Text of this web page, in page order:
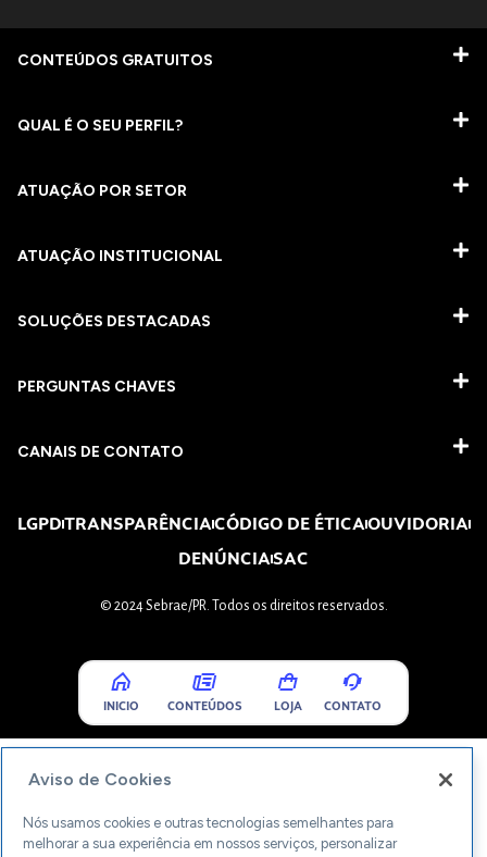
CONTEÚDOS GRATUITOS
QUAL É O SEU PERFIL?
ATUAÇÃO POR SETOR
ATUAÇÃO INSTITUCIONAL
SOLUÇÕES DESTACADAS
PERGUNTAS CHAVES​
CANAIS DE CONTATO
LGPDTRANSPARÊNCIACÓDIGO DE ÉTICAOUVIDORIA
DENÚNCIASAC
© 2024 Sebrae/PR. Todos os direitos reservados.
INICIO CONTEÚDOS LOJA CONTATO
Aviso de Cookies
Nós usamos cookies e outras tecnologias semelhantes para
melhorar a sua experiência em nossos serviços, personalizar